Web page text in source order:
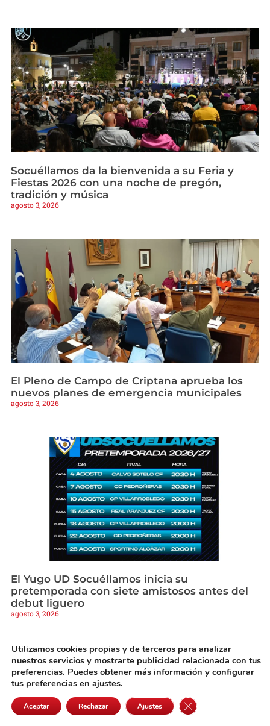
Socuéllamos da la bienvenida a su Feria y
Fiestas 2026 con una noche de pregón,
tradición y música
agosto 3, 2026
El Pleno de Campo de Criptana aprueba los
nuevos planes de emergencia municipales
agosto 3, 2026
El Yugo UD Socuéllamos inicia su
pretemporada con siete amistosos antes del
debut liguero
agosto 3, 2026
Utilizamos cookies propias y de terceros para analizar
nuestros servicios y mostrarte publicidad relacionada con tus
preferencias. Puedes obtener más información y configurar
tus preferencias en ajustes.
Aceptar Rechazar Ajustes Cerrar el banner de